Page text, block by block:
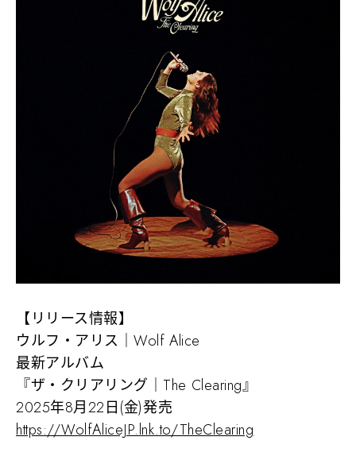
【リリース情報】
ウルフ・アリス｜Wolf Alice
最新アルバム
『ザ・クリアリング｜The Clearing』
2025年8月22日(金)発売
https://WolfAliceJP.lnk.to/TheClearing